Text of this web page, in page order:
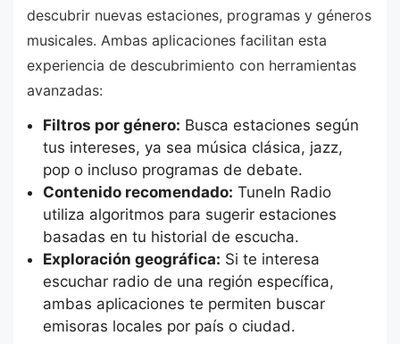
descubrir nuevas estaciones, programas y géneros
musicales. Ambas aplicaciones facilitan esta
experiencia de descubrimiento con herramientas
avanzadas:
Filtros por género: Busca estaciones según
tus intereses, ya sea música clásica, jazz,
pop o incluso programas de debate.
Contenido recomendado: TuneIn Radio
utiliza algoritmos para sugerir estaciones
basadas en tu historial de escucha.
Exploración geográfica: Si te interesa
escuchar radio de una región específica,
ambas aplicaciones te permiten buscar
emisoras locales por país o ciudad.